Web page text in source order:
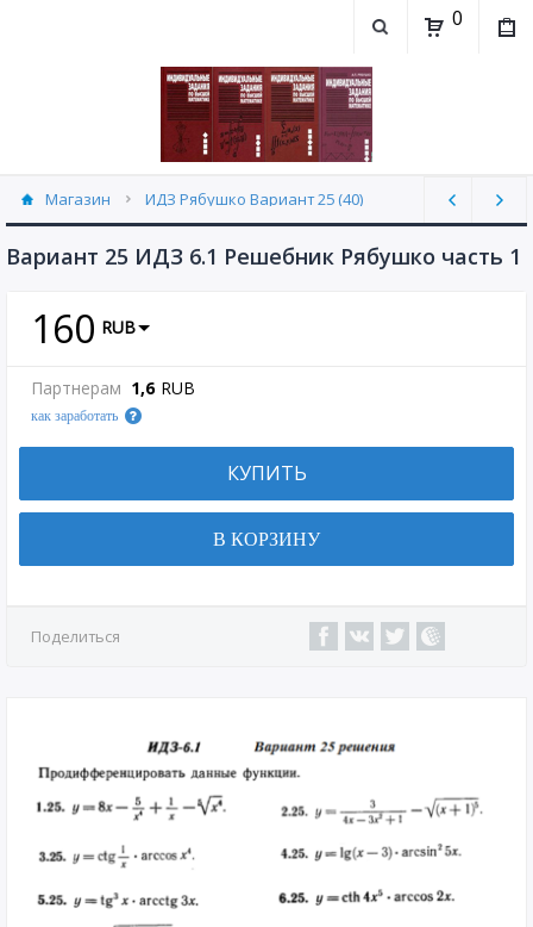
0
Магазин ИДЗ Рябушко Вариант 25 (40)
Вариант 25 ИДЗ 6.1 Решебник Рябушко часть 1
160 RUB
Партнерам 1,6 RUB
как заработать
КУПИТЬ
В КОРЗИНУ
Поделиться